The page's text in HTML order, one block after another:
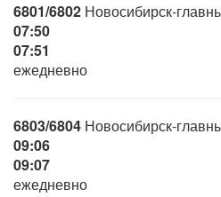
6801/6802 Новосибирск-
07:50
07:51
ежедневно
6803/6804 Новосибирск-
09:06
09:07
ежедневно